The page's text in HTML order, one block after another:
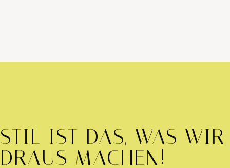
STIL IST DAS, WAS WIR
DRAUS MACHEN!